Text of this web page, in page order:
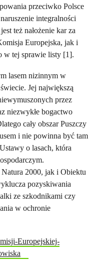
przeciwko Polsce
integralności
też nałożenie kar za
Europejska, jak i
w tej sprawie listy [1].
lasem nizinnym w
Jej największą
przez
niezwykłe bogactwo
cały obszar Puszczy
i nie powinna być tam
o lasach, która
Natura 2000, jak i Obiektu
pozyskiwania
ze szkodnikami czy
w ochronie
Europejskiej-